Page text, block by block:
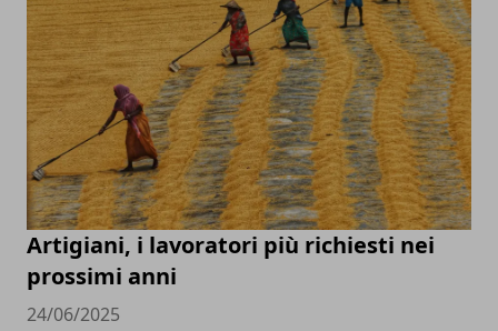
Artigiani, i lavoratori più richiesti nei
prossimi anni
24/06/2025